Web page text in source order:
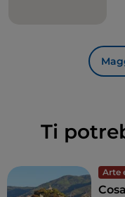
Ti
Arte